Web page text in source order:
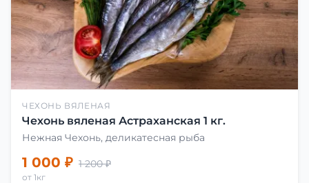
ЧЕХОНЬ ВЯЛЕНАЯ
Чехонь вяленая Астраханская 1 кг.
Нежная Чехонь, деликатесная рыба
1 000 ₽ 1 200 ₽
от 1кг